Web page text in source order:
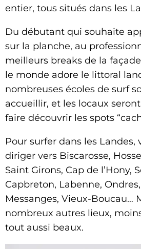
entier, tous situés dans les
Du débutant qui souhaite
sur la planche, au
meilleurs breaks de la
le monde adore le littoral
nombreuses écoles de surf
accueillir, et les locaux
faire découvrir les spots
Pour surfer dans les Landes,
diriger vers Biscarosse,
Saint Girons, Cap de l’Hony,
Capbreton, Labenne, Ondres,
Messanges, Vieux-Boucau…
nombreux autres lieux,
tout aussi beaux.